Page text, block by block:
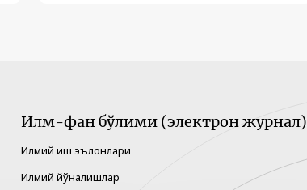
Илм-фан бўлими (электрон журнал)
Илмий иш эълонлари
Илмий йўналишлар